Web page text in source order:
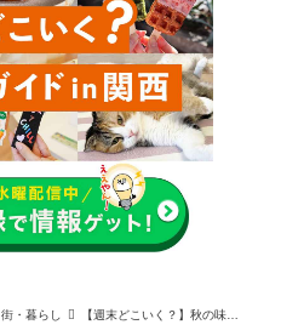
街・暮らし 【週末どこいく？】秋の味覚と温かなひととき！関西の期間限定イベントまとめ